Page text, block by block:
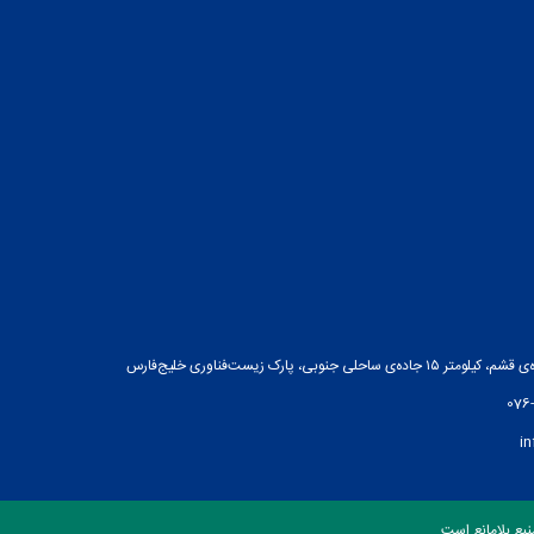
ساحلی جنوبی، پارک زیست‌فناوری خلیج‌فارس